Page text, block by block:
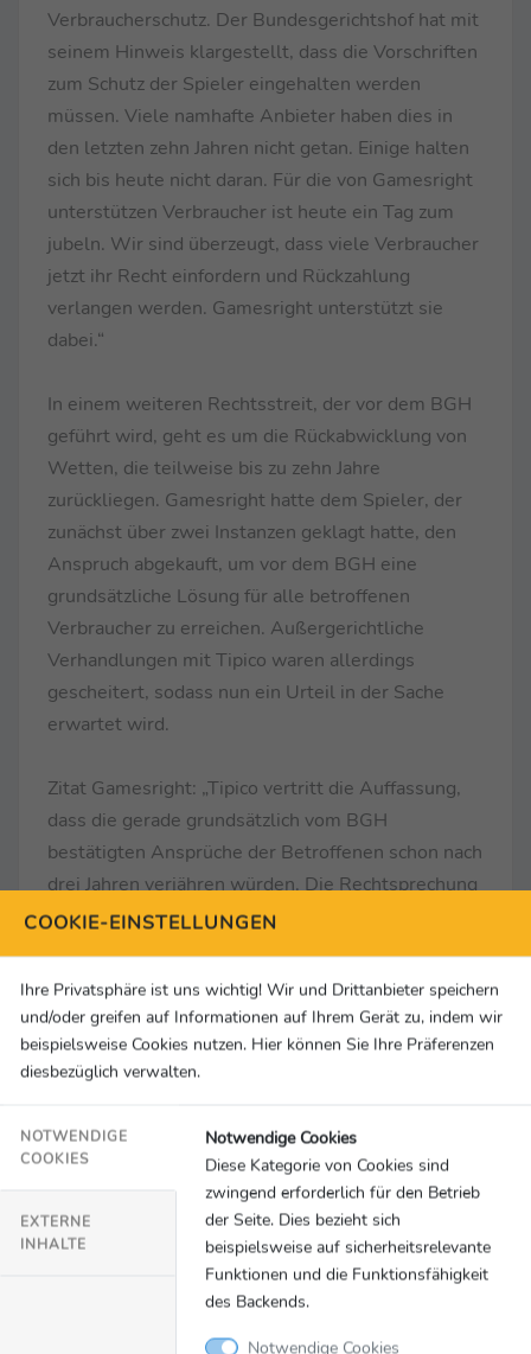
Verbraucherschutz. Der Bundesgerichtshof hat mit
seinem Hinweis klargestellt, dass die Vorschriften
zum Schutz der Spieler eingehalten werden
müssen. Viele namhafte Anbieter haben dies in
den letzten zehn Jahren nicht getan. Einige halten
sich bis heute nicht daran. Für die von Gamesright
unterstützen Verbraucher ist heute ein Tag zum
jubeln. Wir sind überzeugt, dass viele Verbraucher
jetzt ihr Recht einfordern und Rückzahlung
verlangen werden. Gamesright unterstützt sie
dabei.“
In einem weiteren Rechtsstreit, der vor dem BGH
geführt wird, geht es um die Rückabwicklung von
Wetten, die teilweise bis zu zehn Jahre
zurückliegen. Gamesright hatte dem Spieler, der
zunächst über zwei Instanzen geklagt hatte, den
Anspruch abgekauft, um vor dem BGH eine
grundsätzliche Lösung für alle betroffenen
Verbraucher zu erreichen. Außergerichtliche
Verhandlungen mit Tipico waren allerdings
gescheitert, sodass nun ein Urteil in der Sache
erwartet wird.
Zitat Gamesright: „Tipico vertritt die Auffassung,
dass die gerade grundsätzlich vom BGH
bestätigten Ansprüche der Betroffenen schon nach
drei Jahren verjähren würden. Die Rechtsprechung
sieht dies überwiegend anders und geht davon
rückabgewickelt und die Zahlungen der Spieler
erstattet werden müssen. Eine Klärung dieser
Frage durch den Bundesgerichtshof wird für
Rechtsklarheit sorgen und dazu beitragen, zu
Wohl alle Sportwettanbieter haben jahrelange
gegen das grundsätzliche Verbot verstoßen, ohne
Erlaubnis Glücksspiele im Internet anzubieten.
Eine Auswertung zahlreicher Klagen ergibt, dass
zumeist auch gegen weitere Spielerschutzgesetze
verstoßen wurde. So sei auf verbotene Online-
COOKIE-EINSTELLUNGEN
Ihre Privatsphäre ist uns wichtig! Wir und Drittanbieter speichern
und/oder greifen auf Informationen auf Ihrem Gerät zu, indem wir
beispielsweise Cookies nutzen. Hier können Sie Ihre Präferenzen
diesbezüglich verwalten.
NOTWENDIGE
COOKIES
EXTERNE
INHALTE
Notwendige Cookies
Diese Kategorie von Cookies sind
zwingend erforderlich für den Betrieb
der Seite. Dies bezieht sich
beispielsweise auf sicherheitsrelevante
Funktionen und die Funktionsfähigkeit
des Backends.
Notwendige Cookies